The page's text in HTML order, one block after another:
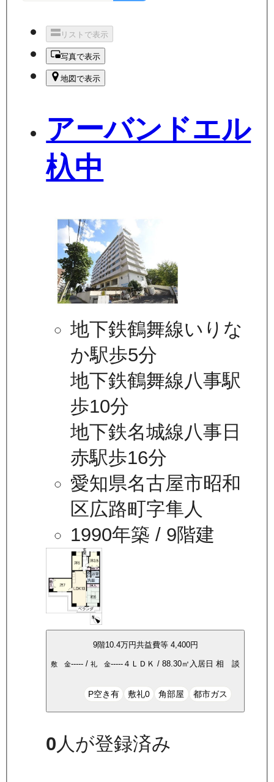
リストで表示
写真で表示
地図で表示
アーバンドエル
杁中
地下鉄鶴舞線いりな
か駅歩5分
地下鉄鶴舞線八事駅
歩10分
地下鉄名城線八事日
赤駅歩16分
愛知県名古屋市昭和
区広路町字隼人
1990年築 / 9階建
9階10.4万円共益費等 4,400円
敷 金----- /礼 金----- ４ＬＤＫ /88.30㎡ 入居日相 談
P空き有 敷礼0 角部屋 都市ガス
0 人が登録済み